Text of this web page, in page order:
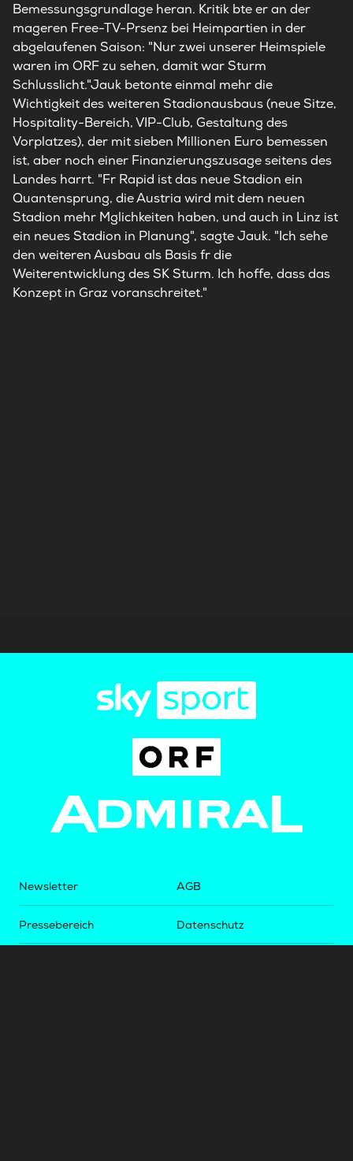
Bemessungsgrundlage heran. Kritik bte er an der
mageren Free-TV-Prsenz bei Heimpartien in der
abgelaufenen Saison: "Nur zwei unserer Heimspiele
waren im ORF zu sehen, damit war Sturm
Schlusslicht."Jauk betonte einmal mehr die
Wichtigkeit des weiteren Stadionausbaus (neue Sitze,
Hospitality-Bereich, VIP-Club, Gestaltung des
Vorplatzes), der mit sieben Millionen Euro bemessen
ist, aber noch einer Finanzierungszusage seitens des
Landes harrt. "Fr Rapid ist das neue Stadion ein
Quantensprung, die Austria wird mit dem neuen
Stadion mehr Mglichkeiten haben, und auch in Linz ist
ein neues Stadion in Planung", sagte Jauk. "Ich sehe
den weiteren Ausbau als Basis fr die
Weiterentwicklung des SK Sturm. Ich hoffe, dass das
Konzept in Graz voranschreitet."
Newsletter
Pressebereich
AGB
Datenschutz